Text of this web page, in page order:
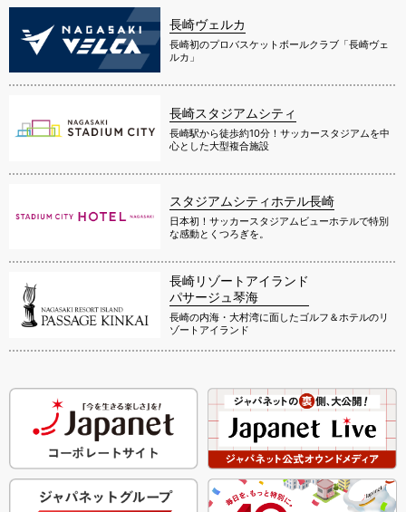
長崎ヴェルカ
長崎初のプロバスケットボールクラブ「長崎ヴェ
ルカ」
長崎スタジアムシティ
長崎駅から徒歩約10分！サッカースタジアムを中
心とした大型複合施設
スタジアムシティホテル長崎
日本初！サッカースタジアムビューホテルで特別
な感動とくつろぎを。
長崎リゾートアイランド
パサージュ琴海
長崎の内海・大村湾に面したゴルフ＆ホテルのリ
ゾートアイランド